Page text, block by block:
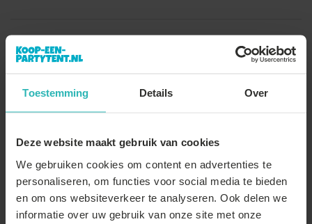
Toestemming Details Over
Deze website maakt gebruik van cookies
We gebruiken cookies om content en advertenties te
personaliseren, om functies voor social media te bieden
en om ons websiteverkeer te analyseren. Ook delen we
informatie over uw gebruik van onze site met onze
Vergelijk Delen